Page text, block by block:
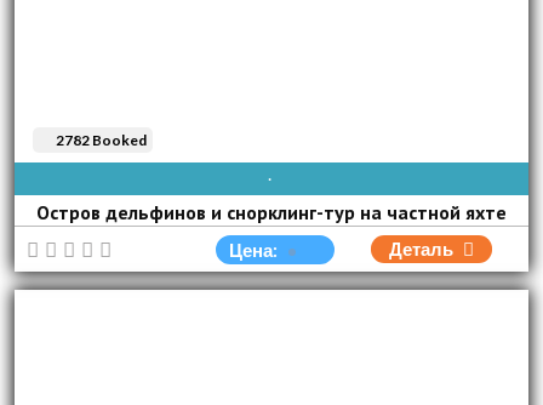
AVAIBLE EVERY DAY
Остров дельфинов и снорклинг-тур на частной яхте
2782 Booked
Цена: Деталь